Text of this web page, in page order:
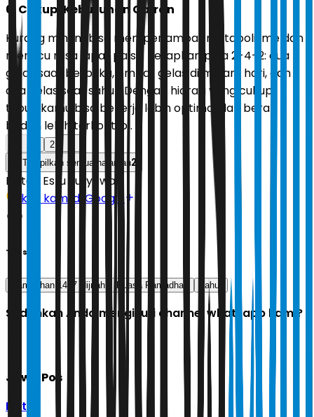
6. Cukupi Kebutuhan Cairan
Kurang minum bisa memperlambat metabolisme dan
memicu rasa lapar palsu. Terapkan pola 2-4-2: dua
gelas saat berbuka, empat gelas di malam hari, dan
dua gelas saat sahur. Dengan hidrasi yang cukup,
tubuh kamu bisa bekerja lebih optimal dan berat
badan lebih terkontrol.
2
Tampilkan semua halaman2
Editor: Estu Suryowati
Ikuti kami di Google
Tags
Ramadhan 1447 Hijriah Puasa Ramadhan sahur
Sudahkah Anda mengikuti channel whatsapp kami?
Jawa Pos
Ikuti